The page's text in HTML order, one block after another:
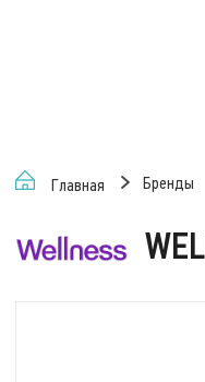
Главная Бренды